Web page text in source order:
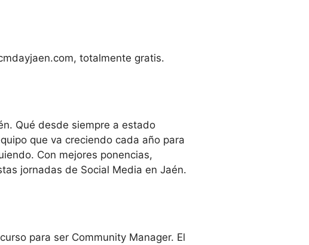
totalmente gratis.
Qué desde siempre a estado
que va creciendo cada año para
Con mejores ponencias,
jornadas de Social Media en Jaén.
para ser Community Manager. El